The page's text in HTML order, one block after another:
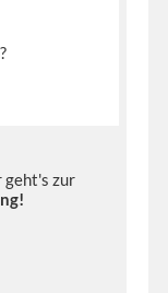
geht's zur
!